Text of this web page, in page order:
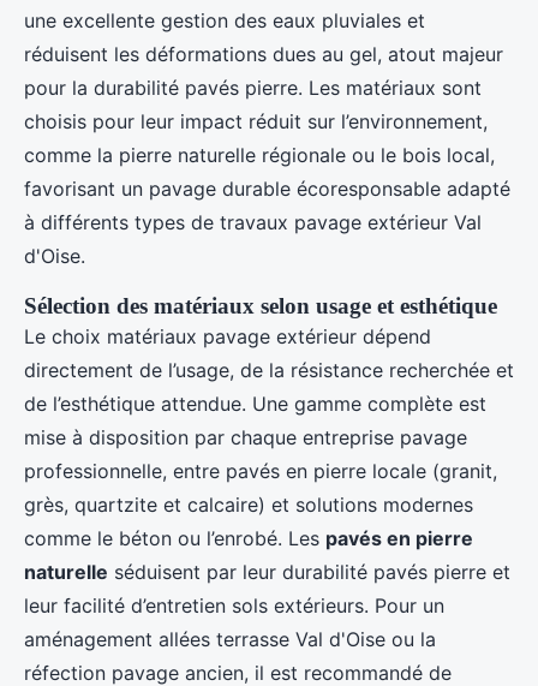
une excellente gestion des eaux pluviales et
réduisent les déformations dues au gel, atout majeur
pour la durabilité pavés pierre. Les matériaux sont
choisis pour leur impact réduit sur l’environnement,
comme la pierre naturelle régionale ou le bois local,
favorisant un pavage durable écoresponsable adapté
à différents types de travaux pavage extérieur Val
d'Oise.
Sélection des matériaux selon usage et esthétique
Le choix matériaux pavage extérieur dépend
directement de l’usage, de la résistance recherchée et
de l’esthétique attendue. Une gamme complète est
mise à disposition par chaque entreprise pavage
professionnelle, entre pavés en pierre locale (granit,
grès, quartzite et calcaire) et solutions modernes
comme le béton ou l’enrobé. Les pavés en pierre
naturelle séduisent par leur durabilité pavés pierre et
leur facilité d’entretien sols extérieurs. Pour un
aménagement allées terrasse Val d'Oise ou la
réfection pavage ancien, il est recommandé de